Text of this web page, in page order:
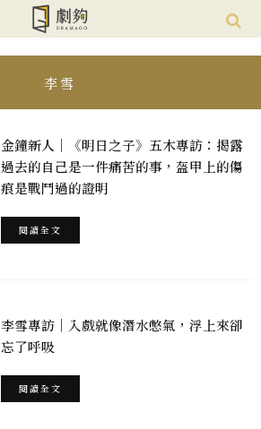
李雪
金鐘新人｜《明日之子》五木專訪：揭露
過去的自己是一件痛苦的事，盔甲上的傷
痕是戰鬥過的證明
閱讀全文
李雪專訪｜入戲就像潛水憋氣，浮上來卻
忘了呼吸
閱讀全文